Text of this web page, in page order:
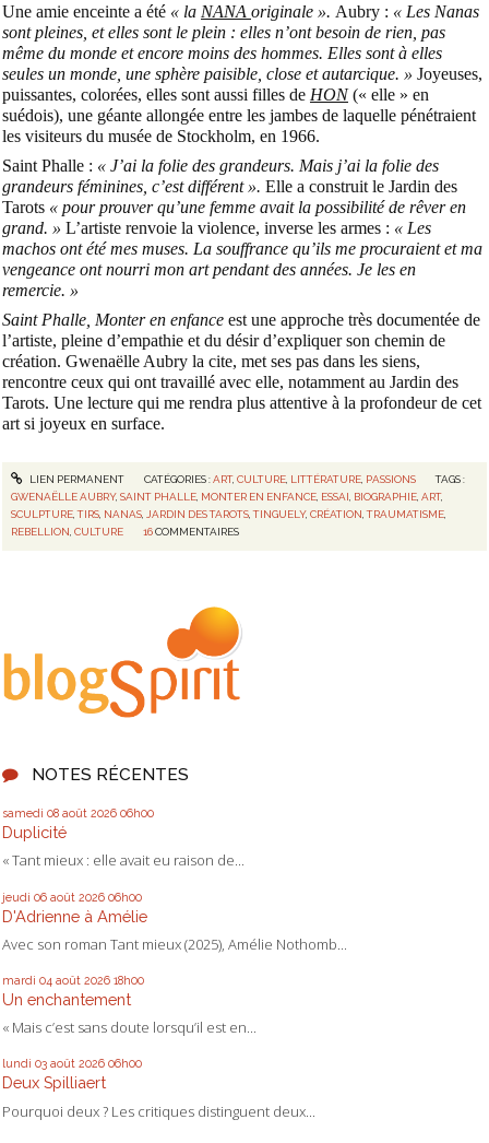
NOTES RÉCENTES
samedi 08 août 2026 06h00
Duplicité
« Tant mieux : elle avait eu raison de...
jeudi 06 août 2026 06h00
D'Adrienne à Amélie
Avec son roman Tant mieux (2025), Amélie Nothomb...
mardi 04 août 2026 18h00
Un enchantement
« Mais c’est sans doute lorsqu’il est en...
lundi 03 août 2026 06h00
Deux Spilliaert
Pourquoi deux ? Les critiques distinguent deux...
Une amie enceinte a été « la NANA originale ». Aubry : « Les Nanas
sont pleines, et elles sont le plein : elles n’ont besoin de rien, pas
même du monde et encore moins des hommes. Elles sont à elles
seules un monde, une sphère paisible, close et autarcique. » Joyeuses,
puissantes, colorées, elles sont aussi filles de HON(« elle » en
suédois), une géante allongée entre les jambes de laquelle pénétraient
les visiteurs du musée de Stockholm, en 1966.
Saint Phalle : « J’ai la folie des grandeurs. Mais j’ai la folie des
grandeurs féminines, c’est différent ». Elle a construit le Jardin des
Tarots « pour prouver qu’une femme avait la possibilité de rêver en
grand. » L’artiste renvoie la violence, inverse les armes : « Les
machos ont été mes muses. La souffrance qu’ils me procuraient et ma
vengeance ont nourri mon art pendant des années. Je les en
remercie. »
Saint Phalle, Monter en enfance est une approche très documentée de
l’artiste, pleine d’empathie et du désir d’expliquer son chemin de
création. Gwenaëlle Aubry la cite, met ses pas dans les siens,
rencontre ceux qui ont travaillé avec elle, notamment au Jardin des
Tarots. Une lecture qui me rendra plus attentive à la profondeur de cet
art si joyeux en surface.
LIEN PERMANENT CATÉGORIES :ART, CULTURE, LITTÉRATURE, PASSIONS
TAGS :
GWENAËLLE AUBRY,SAINT PHALLE, MONTER EN ENFANCE, ESSAI, BIOGRAPHIE,ART,
SCULPTURE,TIRS, NANAS,JARDIN DES TAROTS,TINGUELY,CRÉATION,TRAUMATISME,
REBELLION,CULTURE 16 COMMENTAIRES